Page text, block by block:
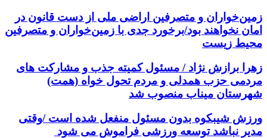
زمین‌خواران و متصرفین اراضی ملی از دست قانون در
امان نخواهند بود/برخورد جدی با زمین‌خواران و متصرفین
محیط زیست
زهرا برازش نژاد / مسئول کمیته جذب و مشارکت های
مردمی حزب همدلی و مردم تحول خواه (همت)
شهرستان میناب منصوب شد
ورزش شیبکوه بدون مسئول منفعل شده است /وقتی
مدیر نباشد توسعه ورزشی فراموش می شود